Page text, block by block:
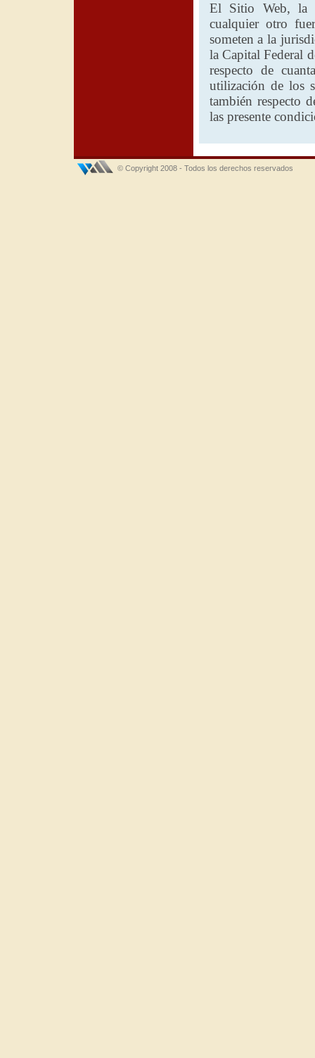
El Sitio Web,la
cualquier otro
someten a la
la Capital Federal
respecto de
utilización de los
también respecto
las presente
© Copyright 2008 - Todos los derechos reservados